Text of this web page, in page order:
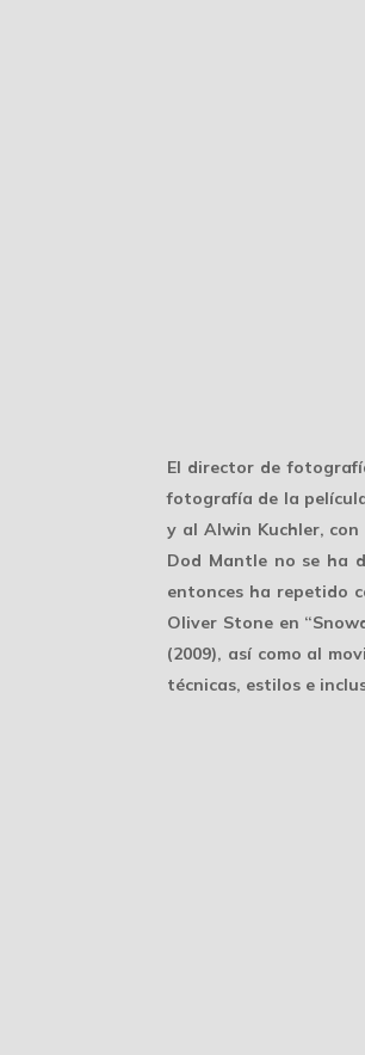
El director de
fotografía de la
y al Alwin Kuchler,
Dod Mantle no se ha
entonces ha repetido
Oliver Stone en
(2009), así como al
técnicas, estilos e